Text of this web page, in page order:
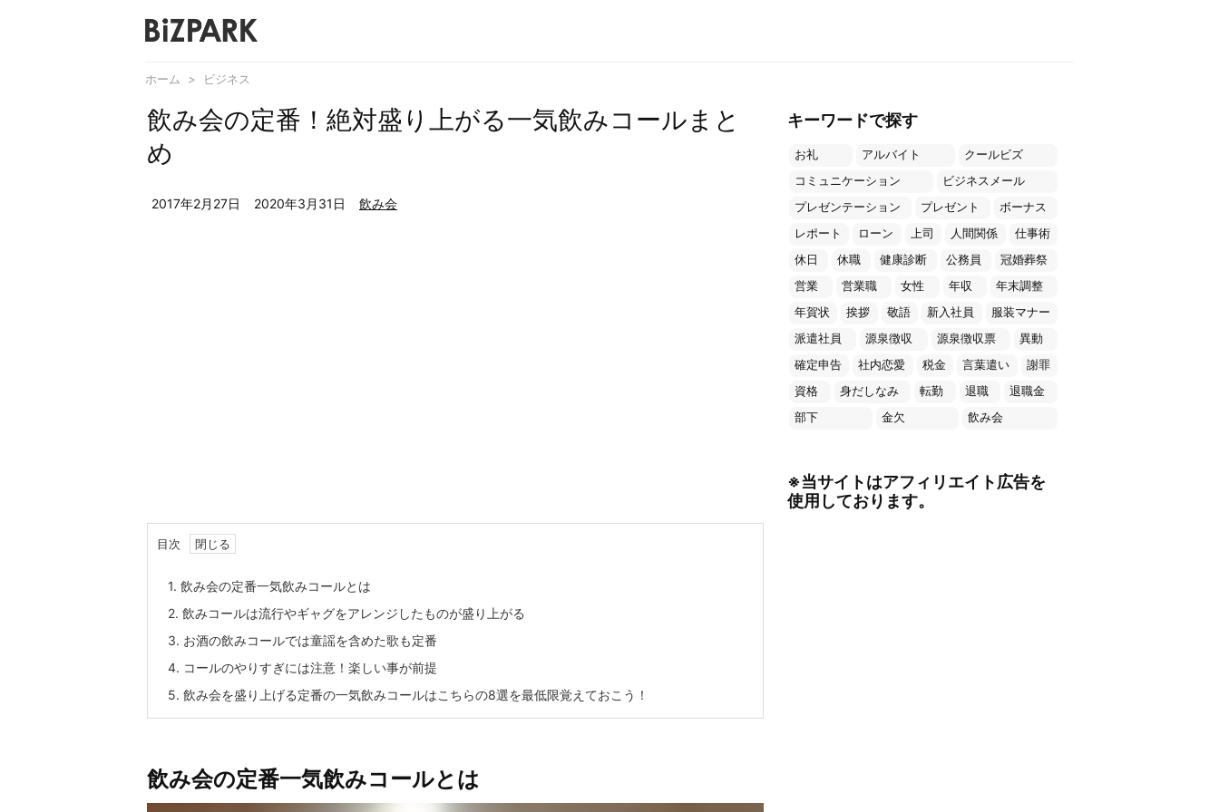
ホーム > ビジネス
飲み会の定番！絶対盛り上がる一気飲みコールまと
め
2017年2月27日 2020年3月31日 飲み会
目次
1. 飲み会の定番一気飲みコールとは
2. 飲みコールは流行やギャグをアレンジしたものが盛り上がる
3. お酒の飲みコールでは童謡を含めた歌も定番
4. コールのやりすぎには注意！楽しい事が前提
5. 飲み会を盛り上げる定番の一気飲みコールはこちらの8選を最低限覚えておこう！
飲み会の定番一気飲みコールとは
キーワードで探す
お礼 アルバイト
クールビズ
コミュニケーション
ビジネスメール
プレゼンテーション
プレゼント
ボーナス
レポート
ローン 上司 人間関係
仕事術
休日
休職 健康診断 公務員
冠婚葬祭
営業
営業職 女性 年収
年末調整
年賀状
挨拶 敬語 新入社員
服装マナー
派遣社員
源泉徴収 源泉徴収票
異動
確定申告
社内恋愛 税金 言葉遣い
謝罪
資格
身だしなみ 転勤 退職
退職金
部下
金欠 飲み会
※当サイトはアフィリエイト広告を
使用しております。